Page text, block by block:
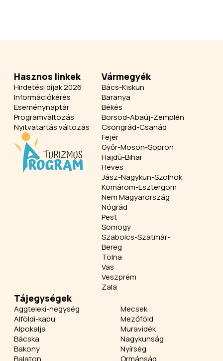
Hasznos linkek
Hirdetési díjak 2026
Információkérés
Eseménynaptár
Programváltozás
Nyitvatartás változás
Vármegyék
Bács-Kiskun
Baranya
Békés
Borsod-Abaúj-Zemplén
Csongrád-Csanád
Fejér
Győr-Moson-Sopron
Hajdú-Bihar
Heves
Jász-Nagykun-Szolnok
Komárom-Esztergom
Nem Magyarország
Nógrád
Pest
Somogy
Szabolcs-Szatmár-
Bereg
Tolna
Vas
Veszprém
Zala
Tájegységek
Aggteleki-hegység
Alföldi-kapu
Alpokalja
Bácska
Bakony
Balaton
Mecsek
Mezőföld
Muravidék
Nagykunság
Nyírség
Ormánság